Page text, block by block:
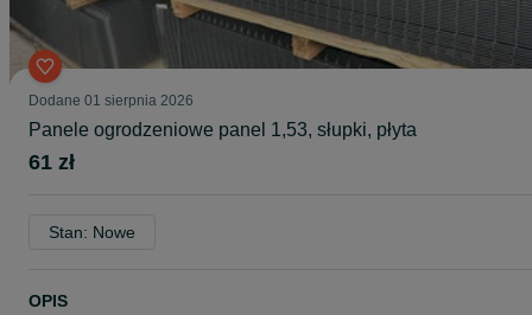
Dodane 01 sierpnia 2026
Panele ogrodzeniowe panel 1,53, słupki, płyta
61 zł
Stan: Nowe
OPIS